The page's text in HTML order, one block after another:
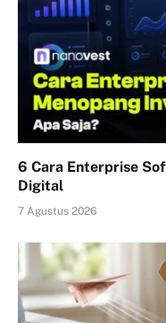
6 Cara Enterprise
Digital
7 Agustus 2026